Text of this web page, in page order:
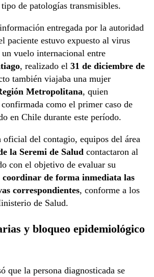
de patologías transmisibles.
entregada por la autoridad
paciente estuvo expuesto al virus
vuelo internacional entre
, realizado el 31 de diciembre de
también viajaba una mujer
Metropolitana, quien
como el primer caso de
en Chile durante este período.
del contagio, equipos del área
la Seremi de Salud contactaron al
con el objetivo de evaluar su
coordinar de forma inmediata las
correspondientes, conforme a los
de Salud.
y bloqueo epidemiológico
que la persona diagnosticada se